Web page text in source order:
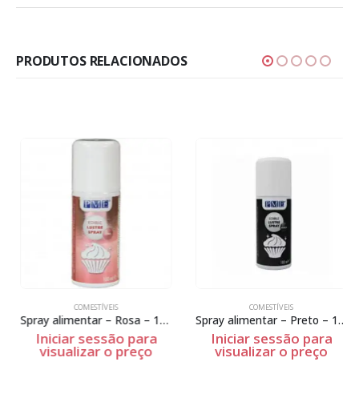
PRODUTOS RELACIONADOS
COMESTÍVEIS
Spray alimentar – Rosa – 100ml
Iniciar sessão para
visualizar o preço
COMESTÍVEIS
Spray alimentar – Preto – 100ml
Iniciar sessão para
visualizar o preço